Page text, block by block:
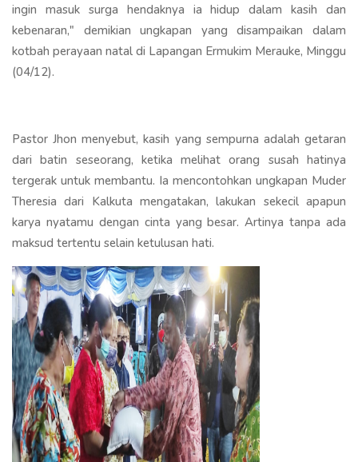
ingin masuk surga hendaknya ia hidup dalam kasih dan
kebenaran," demikian ungkapan yang disampaikan dalam
kotbah perayaan natal di Lapangan Ermukim Merauke, Minggu
(04/12).
Pastor Jhon menyebut, kasih yang sempurna adalah getaran
dari batin seseorang, ketika melihat orang susah hatinya
tergerak untuk membantu. Ia mencontohkan ungkapan Muder
Theresia dari Kalkuta mengatakan, lakukan sekecil apapun
karya nyatamu dengan cinta yang besar. Artinya tanpa ada
maksud tertentu selain ketulusan hati.